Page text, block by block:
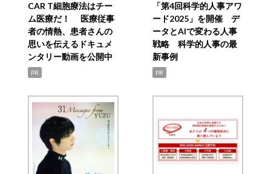
CAR T細胞療法はチー
ム医療だ！ 医療従事
者の情熱、患者さんの
思いを伝えるドキュメ
ンタリー動画を公開中
PR
「第4回科学的人事アワ
ード2025」を開催 デ
ータとAIで変わる人事
戦略 科学的人事の最
新事例
PR